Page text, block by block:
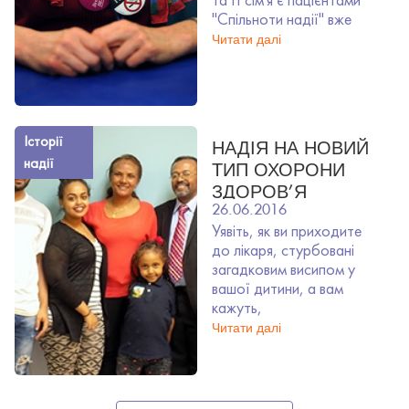
"Спільноти надії" вже
Читати далі
Історії
надії
НАДІЯ НА НОВИЙ
ТИП ОХОРОНИ
ЗДОРОВ’Я
26.06.2016
Уявіть, як ви приходите
до лікаря, стурбовані
загадковим висипом у
вашої дитини, а вам
кажуть,
Читати далі